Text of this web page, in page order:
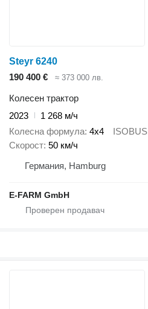
Steyr 6240
190 400 €
≈ 373 000 лв.
Колесен трактор
2023
1 268 м/ч
Колесна формула 4x4 ISOBUS
Скорост 50 км/ч
Германия, Hamburg
E-FARM GmbH